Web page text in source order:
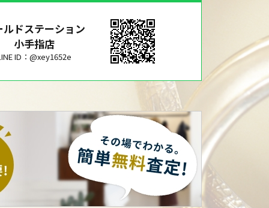
ルドステーション
小手指店
ID：@xey1652e